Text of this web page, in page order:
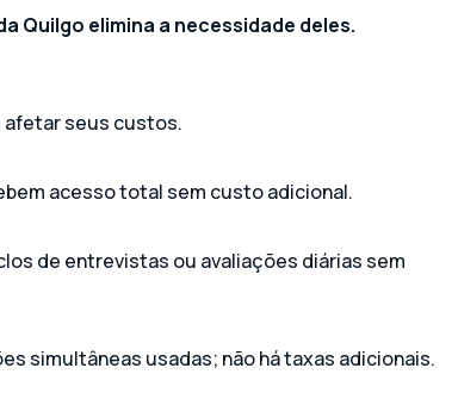
Quilgo elimina a necessidade deles.
afetar seus custos.
acesso total sem custo adicional.
de entrevistas ou avaliações diárias sem
simultâneas usadas; não há taxas adicionais.